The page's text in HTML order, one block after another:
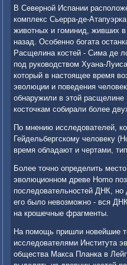
В Северной Испании
комплекс Сьерра-де-
животных и гоминид, живших
назад. Особенно богата
Расщелина костей - Сима де
под руководством Хуана-
который в настоящее время
эволюции и поведения
обнаружили в этой расщелине
косточкам собирали более
По мнению исследователей,
Гейдельбергскому человеку
время обладают и чертами,
Более точно определить
эволюционном древе Homo
последовательностей ДНК, но
его было невозможно - вся
на крошечные фрагменты.
На помощь пришли новейшие
исследователями Института
общества Макса Планка в